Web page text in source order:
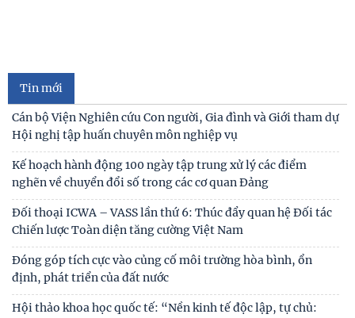
Tin mới
Cán bộ Viện Nghiên cứu Con người, Gia đình và Giới tham dự
Hội nghị tập huấn chuyên môn nghiệp vụ
Kế hoạch hành động 100 ngày tập trung xử lý các điểm
nghẽn về chuyển đổi số trong các cơ quan Đảng
Đối thoại ICWA – VASS lần thứ 6: Thúc đẩy quan hệ Đối tác
Chiến lược Toàn diện tăng cường Việt Nam